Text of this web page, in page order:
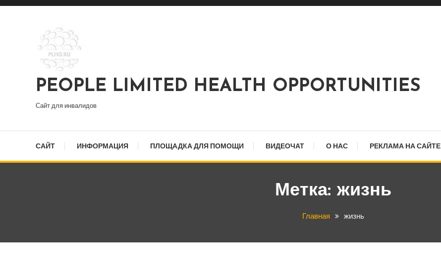
Перейти
содержимому
PEOPLE LIMITED HEALTH OPPORTUNITIES
Сайт для инвалидов
САЙТ ИНФОРМАЦИЯ ПЛОЩАДКА ДЛЯ ПОМОЩИ ВИДЕОЧАТ О НАС РЕКЛАМА НА САЙТЕ
Метка: жизнь
Главная жизнь